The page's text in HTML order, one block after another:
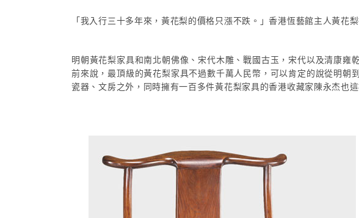
「我入行三十多年來，黃花梨的價格只漲不跌。」香港恆藝館主人黃花
明朝黃花梨家具和南北朝佛像、宋代木雕、戰國古玉，宋代以及清康
前來說，最頂級的黃花梨家具不過數千萬人民幣，可以肯定的說從明
瓷器、文房之外，同時擁有一百多件黃花梨家具的香港收藏家陳永杰也這